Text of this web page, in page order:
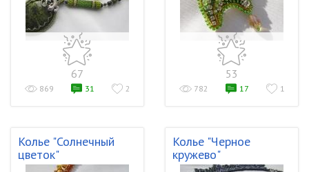
67
869 31 2
53
782 17 1
Колье "Солнечный
цветок"
Колье "Черное
кружево"